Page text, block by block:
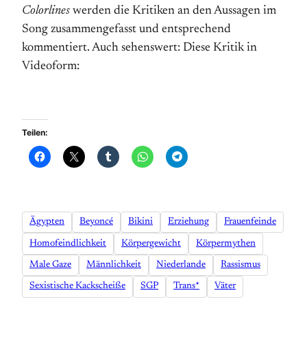
Colorlines werden die Kritiken an den Aussagen im
Song zusammengefasst und entsprechend
kommentiert. Auch sehenswert: Diese Kritik in
Videoform:
Teilen:
Ägypten Beyoncé Bikini Erziehung Frauenfeinde
Homofeindlichkeit Körpergewicht Körpermythen
Male Gaze Männlichkeit Niederlande Rassismus
Sexistische Kackscheiße SGP Trans* Väter